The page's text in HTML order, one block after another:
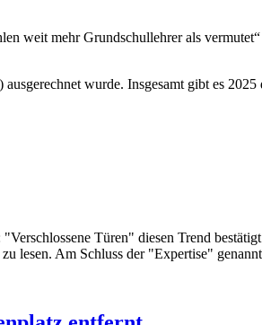
weit mehr Grundschullehrer als
wurde. Insgesamt gibt es
Türen" diesen Trend
lesen. Am Schluss der "Expertise"